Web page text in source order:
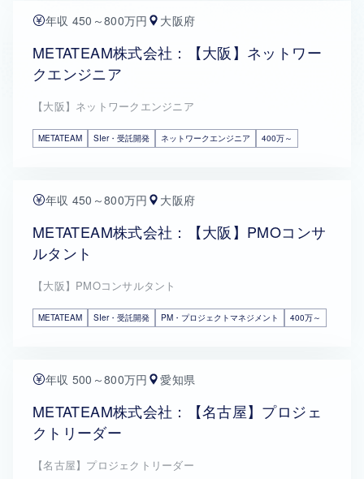
年収 450～800万円 大阪府
METATEAM株式会社：【大阪】ネットワー
クエンジニア
【大阪】ネットワークエンジニア
METATEAM SIer・受託開発 ネットワークエンジニア 400万～
年収 450～800万円 大阪府
METATEAM株式会社：【大阪】PMOコンサ
ルタント
【大阪】PMOコンサルタント
METATEAM SIer・受託開発 PM・プロジェクトマネジメント 400万～
年収 500～800万円 愛知県
METATEAM株式会社：【名古屋】プロジェ
クトリーダー
【名古屋】プロジェクトリーダー